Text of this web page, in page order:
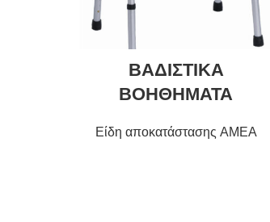
ΒΑΔΙΣΤΙΚΑ
ΒΟΗΘΗΜΑΤΑ
Είδη αποκατάστασης ΑΜΕΑ